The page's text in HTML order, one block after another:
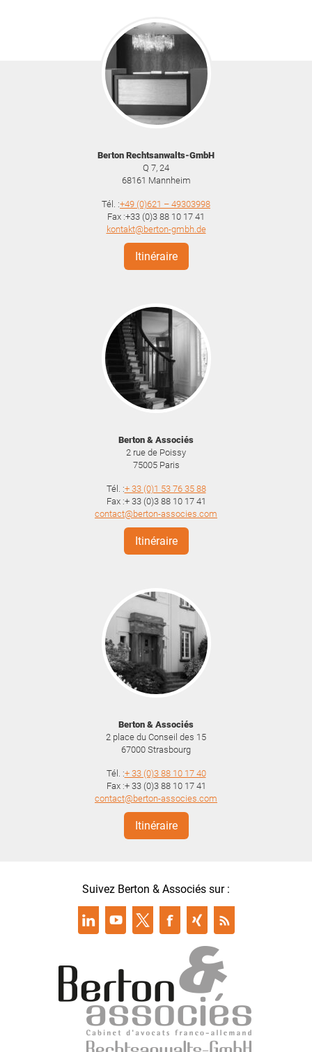
Berton Rechtsanwalts-GmbH
Q 7, 24
68161 Mannheim
Tél. :+49 (0)621 – 49303998
Fax :+33 (0)3 88 10 17 41
kontakt@berton-gmbh.de
Itinéraire
Berton & Associés
2 rue de Poissy
75005 Paris
Tél. :+ 33 (0)1 53 76 35 88
Fax :+ 33 (0)3 88 10 17 41
contact@berton-associes.com
Itinéraire
Berton & Associés
2 place du Conseil des 15
67000 Strasbourg
Tél. :+ 33 (0)3 88 10 17 40
Fax :+ 33 (0)3 88 10 17 41
contact@berton-associes.com
Itinéraire
Suivez Berton & Associés sur :